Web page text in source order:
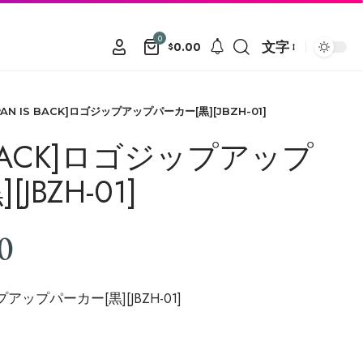
0
$0.00 文字
IS BACK]ロゴジップアップパーカー[黒][JBZH-01]
ロゴジップアップ
01]
アップパーカー[黒][JBZH-01]